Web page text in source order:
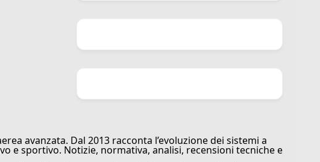
avanzata. Dal 2013 racconta l’evoluzione dei sistemi a
e sportivo. Notizie, normativa, analisi, recensioni tecniche e